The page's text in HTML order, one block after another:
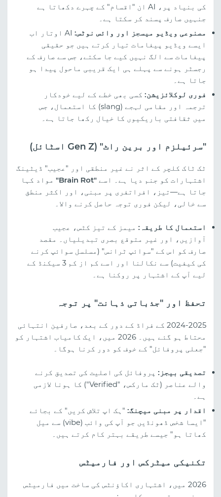
کی بنیاد پر، AI ان "اقسام" کے چہرے دکھاتا ہے
جنہیں صارف پسند کر سکتا ہے۔
مصنوعی ویڈیو میسجز اور وائس نوٹس:
AI اوتار اب
ایسے ویڈیو پیغامات تیار کرتے ہیں جو حقیقی
پیغامات سے الگ نہیں کیے جا سکتے، جس سے صارف کے
رجسٹر ہونے سے پہلے ہی ایک قریبی ماحول پیدا ہو
جاتا ہے۔
فوری لوکلائزیشن: کسی بھی خطے کے لیے خودکار
ترجمہ اور مقامی لہجے (slang) کا استعمال، جس
میں ثقافتی باریکیوں کا خیال رکھا جاتا ہے۔
"سرئیلزم اور برین راٹ" (Gen Z اسٹائل)
ٹک ٹاک کلچر کے اثر نے غیر منطقی اور "عجیب" ڈیٹینگ
اشتہارات کو جنم دیا ہے۔ اسے "Brain Rot"
مواد کہا
جاتا ہے—تیز، افراتفری پر مبنی، اور اکثر منطق
سے خالی، لیکن فوری توجہ حاصل کرنے والا۔
استعمال کا طریقہ: میمز کے تیز کٹس، عجیب
آوازیں، اور غیر متوقع بصری تبدیلیاں۔ مقصد
صارف کو اس کے "سوائپ ٹرانس" (مسلسل سوائپ کرنے
کی کیفیت) سے نکالنا اور اسے کم از کم 3 سیکنڈ کے
لیے آپ کے اشتہار پر روکنا ہے۔
تحفظ اور "جذباتی ذہانت" پر توجہ
2024-2025 کے فراڈ کے دور کے بعد، صارفین انتہائی
محتاط ہو گئے ہیں۔ 2026 میں، ایک کامیاب اشتہار کو
"جعلی پروفائل" کے خوف کو دور کرنا ہوگا۔
تصدیقی بیجز: پروفائل کی اصلیت کی تصدیق کرنے
والے عناصر (ٹک مارکس، "Verified") کا ہونا لازمی
ہے۔
اقدار پر مبنی میچنگ: "ہک اپ تلاش کریں" کے بجائے
"ایسا شخص ڈھونڈیں جو آپ کی وائب (vibe) سے میل
کھاتا ہو" جیسے طریقے بہتر کام کرتے ہیں۔
تکنیکی میٹرکس اور فارمیٹس
2026 میں، اشتہاری اکاؤنٹس کی ساخت میں فارمیٹس